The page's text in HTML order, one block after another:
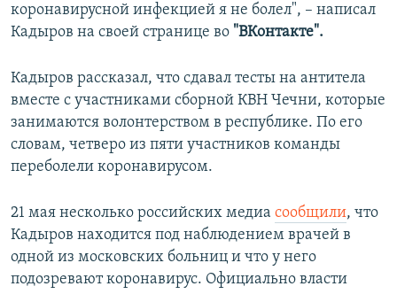
коронавирусной инфекцией я не болел", – написал
Кадыров на своей странице во "ВКонтакте".
Кадыров рассказал, что сдавал тесты на антитела
вместе с участниками сборной КВН Чечни, которые
занимаются волонтерством в республике. По его
словам, четверо из пяти участников команды
переболели коронавирусом.
21 мая несколько российских медиа сообщили, что
Кадыров находится под наблюдением врачей в
одной из московских больниц и что у него
подозревают коронавирус. Официально власти